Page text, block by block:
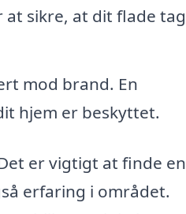
sikre, at dit flade tag
mod brand. En
hjem er beskyttet.
er vigtigt at finde en
erfaring i området.